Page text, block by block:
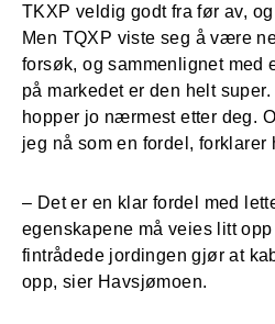
TKXP veldig godt fra før av,
Men TQXP viste seg å være
forsøk, og sammenlignet med
på markedet er den helt
hopper jo nærmest etter deg.
jeg nå som en fordel, forklarer
– Det er en klar fordel med
egenskapene må veies litt
fintrådede jordingen gjør at
opp, sier Havsjømoen.